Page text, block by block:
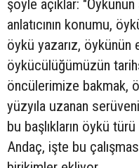
şöyle açıklar: "Öykünün
anlatıcının konumu,
öykü yazarız, öykünün
öykücülüğümüzün
öncülerimize bakmak,
yüzyıla uzanan
bu başlıkların öykü
Andaç, işte bu